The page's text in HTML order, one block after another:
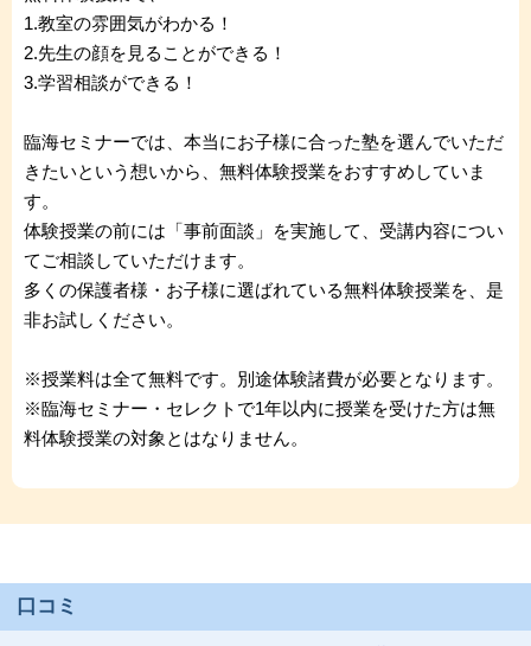
1.教室の雰囲気がわかる！
2.先生の顔を見ることができる！
3.学習相談ができる！
臨海セミナーでは、本当にお子様に合った塾を選んでいただ
きたいという想いから、無料体験授業をおすすめしていま
す。
体験授業の前には「事前面談」を実施して、受講内容につい
てご相談していただけます。
多くの保護者様・お子様に選ばれている無料体験授業を、是
非お試しください。
※授業料は全て無料です。別途体験諸費が必要となります。
※臨海セミナー・セレクトで1年以内に授業を受けた方は無
料体験授業の対象とはなりません。
口コミ